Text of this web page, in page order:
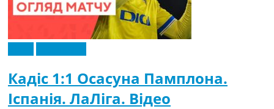
Кадіс 1:1 Осасуна Памплона.
Іспанія. ЛаЛіга. Відео